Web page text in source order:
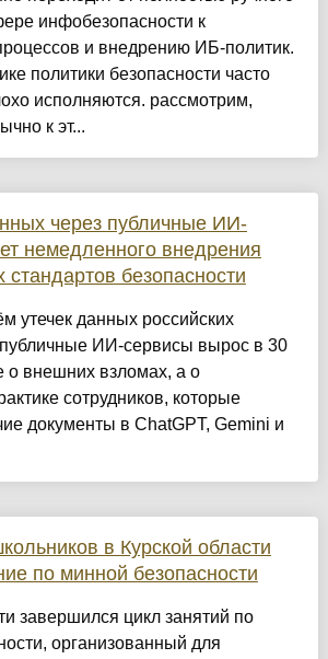
инфобезопасности к
и внедрению ИБ-политик.
политики безопасности часто
исполняются. рассмотрим,
к эт...
через публичные ИИ-
немедленного внедрения
стандартов безопасности
утечек данных российских
ИИ-сервисы вырос в 30
о внешних взломах, а о
сотрудников, которые
документы в ChatGPT, Gemini и
в Курской области
по минной безопасности
завершился цикл занятий по
организованный для